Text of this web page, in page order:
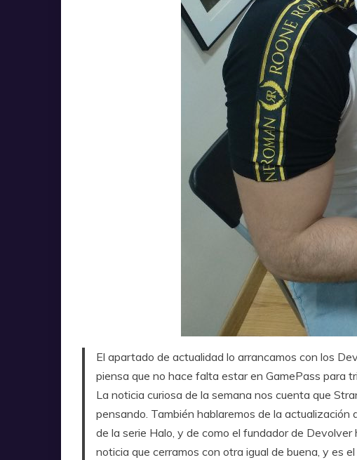
El apartado de actualidad lo arrancamos con los
piensa que no hace falta estar en GamePass para
La noticia curiosa de la semana nos cuenta que
pensando. También hablaremos de la
de la serie Halo, y de como el fundador de
noticia que cerramos con otra igual de buena, y es